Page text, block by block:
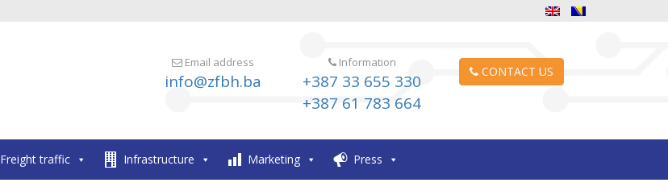
Email address
info@zfbh.ba
Information
+387 33 655 330
+387 61 783 664
CONTACT US
Freight traffic Infrastructure Marketing Press